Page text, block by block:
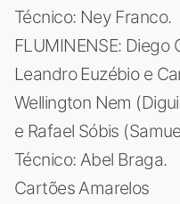
Técnico: Ney Franco.
FLUMINENSE: Diego
Leandro Euzébio e
Wellington Nem
e Rafael Sóbis
Técnico: Abel Braga.
Cartões Amarelos